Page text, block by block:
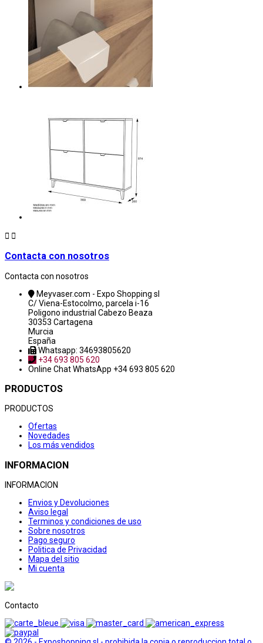
 
Contacta con nosotros
Contacta con nosotros
Meyvaser.com - Expo Shopping sl
C/ Viena-Estocolmo, parcela i-16
Poligono industrial Cabezo Beaza
30353 Cartagena
Murcia
España
Whatsapp: 34693805620
+34 693 805 620
Online ChatWhatsApp +34 693 805 620
PRODUCTOS
PRODUCTOS
Ofertas
Novedades
Los más vendidos
INFORMACION
INFORMACION
Envios y Devoluciones
Aviso legal
Terminos y condiciones de uso
Sobre nosotros
Pago seguro
Politica de Privacidad
Mapa del sitio
Mi cuenta
Contacto